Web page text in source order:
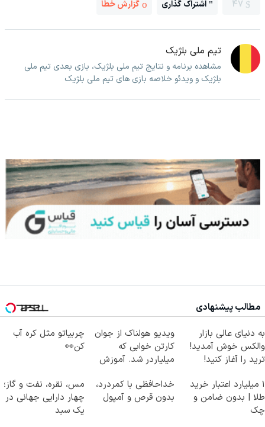
47 اشتراک گذاری گزارش خطا
تیم ملی بلژیک
مشاهده برنامه و نتایج تیم ملی بلژیک، بازی بعدی تیم ملی
بلژیک و ویدئو خلاصه بازی های تیم ملی بلژیک
مطالب پیشنهادی
به دنیای عالی بازار
والکس خوش آمدید!
ترید را آغاز کنید!
ویدیو هولناک از جوان
کارتن خوابی که
میلیاردر شد. آموزش
چربیاتو مثل کره آب
کن👀
۱ میلیارد اعتبار خرید
طلا | بدون ضامن و
چک
خداحافظی با کمردرد،
بدون قرص و آمپول
مس، نقره، نفت و گاز؛
چهار دارایی جهانی در
یک سبد